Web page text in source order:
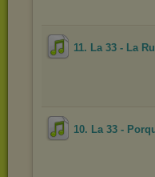
11. La 33 - La
10. La 33 -